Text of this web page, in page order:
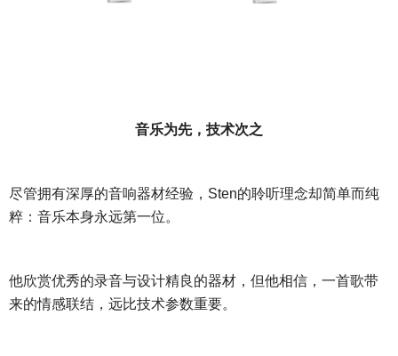
音乐为先，技术次之
尽管拥有深厚的音响器材经验， Sten的聆听理念却简单而纯
粹：音乐本身永远第一位。
他欣赏优秀的录音与设计精良的器材，但他相信，一首歌带
来的情感联结，远比技术参数重要。